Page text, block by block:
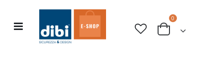
Basculer
navigation
Cart
0 articles